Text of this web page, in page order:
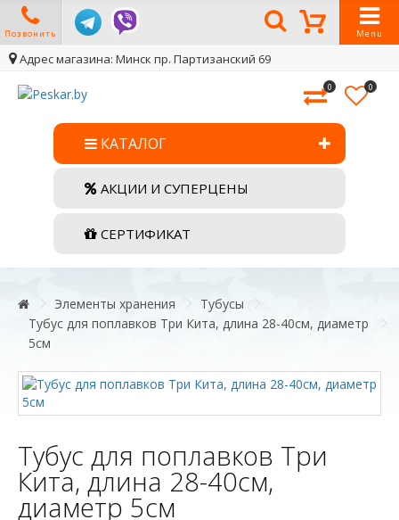
Позвонить Menu
Адрес магазина: Минск пр. Партизанский 69
0 0
КАТАЛОГ
АКЦИИ И СУПЕРЦЕНЫ
СЕРТИФИКАТ
Элементы хранения
Тубусы
Тубус для поплавков Три Кита, длина 28-40см, диаметр
5см
Тубус для поплавков Три
Кита, длина 28-40см,
диаметр 5см